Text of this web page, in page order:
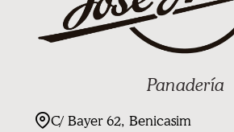
Panadería
C/ Bayer 62, Benicasim